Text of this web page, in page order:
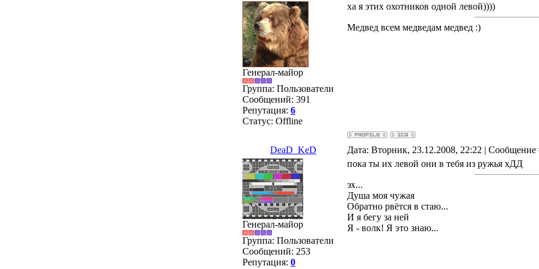
Генерал-майор
Группа: Пользователи
Сообщений: 391
Репутация: 6
Статус: Offline
ха я этих охотников одной левой))))
Медвед всем медведам медвед :)
DeaD_KeD Дата: Вторник, 23.12.2008, 22:22 |
Генерал-майор
Группа: Пользователи
Сообщений: 253
Репутация: 0
пока ты их левой они в тебя из ружья хДД
эх...
Душа моя чужая
Обратно рвётся в стаю...
И я бегу за ней
Я - волк! Я это знаю...